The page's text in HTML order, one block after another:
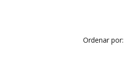
Ordenar por: